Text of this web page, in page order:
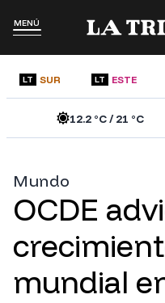
MENÚ
LT SUR LT ESTE
12.2 °C /21 °C
Mundo
OCDE
mundial